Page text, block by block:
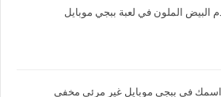
البيض الملون في لعبة ببجي موبايل
في ببجي موبايل غير مرئي مخفي